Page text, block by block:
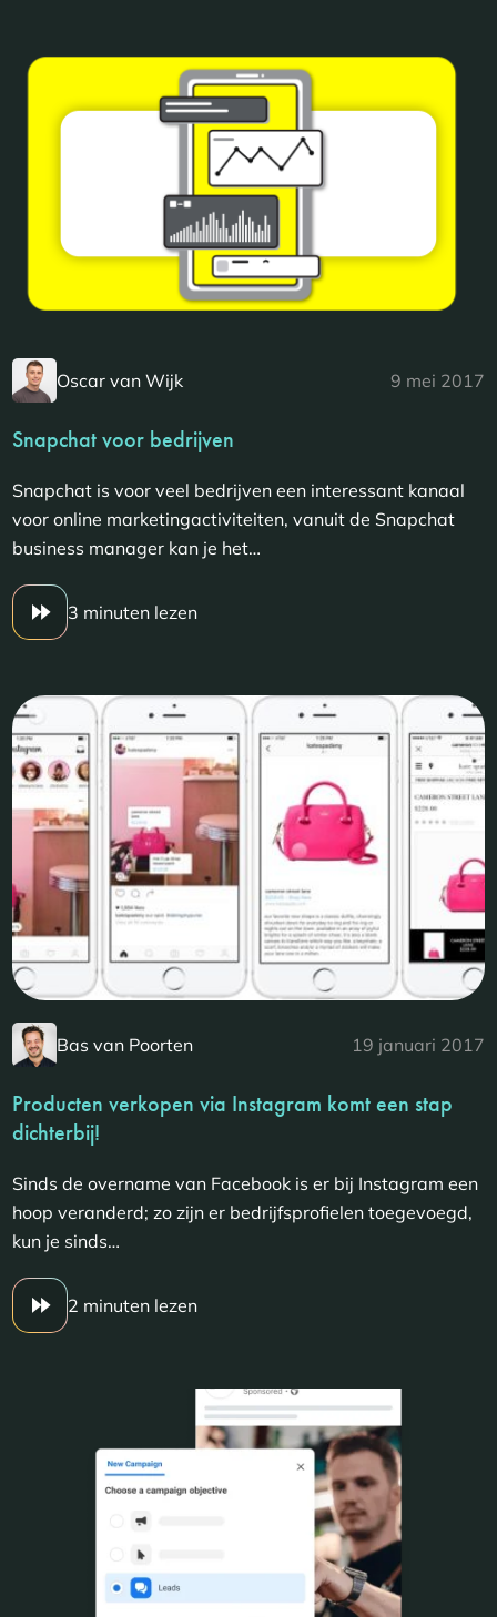
Oscar van Wijk 9 mei 2017
Snapchat voor bedrijven
Snapchat is voor veel bedrijven een interessant kanaal
voor online marketingactiviteiten, vanuit de Snapchat
business manager kan je het…
3 minuten lezen
Bas van Poorten 19 januari 2017
Producten verkopen via Instagram komt een stap
dichterbij!
Sinds de overname van Facebook is er bij Instagram een
hoop veranderd; zo zijn er bedrijfsprofielen toegevoegd,
kun je sinds…
2 minuten lezen